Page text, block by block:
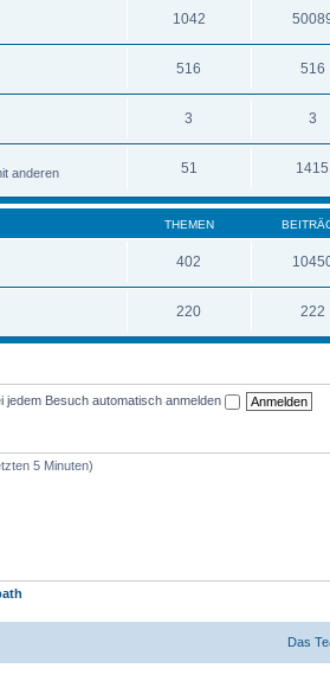
1042
516 516
3 3
anderen
51 1415
THEMEN
402
220 222
jedem Besuch automatisch anmelden
5 Minuten)
Das